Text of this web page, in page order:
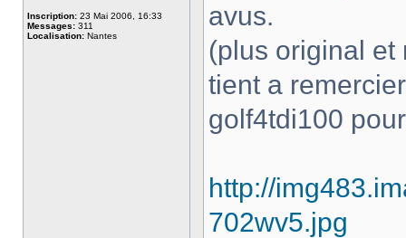
Inscription: 23 Mai 2006, 16:33
Messages: 311
Localisation: Nantes
avus.
(plus original et
tient a
golf4tdi100
http://
702wv5.jpg